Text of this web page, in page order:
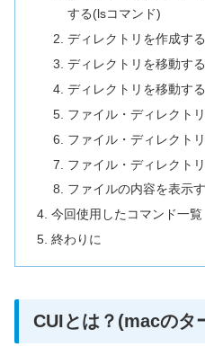
する(lsコマンド)
ディレクトリを作成す
ディレクトリを移動す
ディレクトリを移動す
ファイル・ディレクト
ファイル・ディレクト
ファイル・ディレクト
ファイルの内容を表示
今回使用したコマンド一覧
終わりに
CUIとは？(macのタ